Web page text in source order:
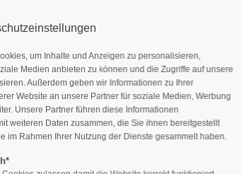
RESTAURANT EVENTS/PAKETE AKTIVITÄTEN
um Inhalte und Anzeigen zu personalisieren,
Medien anbieten zu können und die Zugriffe auf unsere
Außerdem geben wir Informationen zu Ihrer
Website an unsere Partner für soziale Medien, Werbung
Unsere Partner führen diese Informationen
weiteren Daten zusammen, die Sie ihnen bereitgestellt
im Rahmen Ihrer Nutzung der Dienste gesammelt haben.